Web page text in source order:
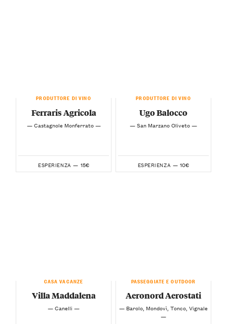
PRODUTTORE DI VINO
Ferraris Agricola
— Castagnole Monferrato —
ESPERIENZA — 15€
PRODUTTORE DI VINO
Ugo Balocco
— San Marzano Oliveto —
ESPERIENZA — 10€
CASA VACANZE
Villa Maddalena
— Canelli —
PASSEGGIATE E OUTDOOR
Aeronord Aerostati
— Barolo, Mondovì, Tonco, Vignale
—